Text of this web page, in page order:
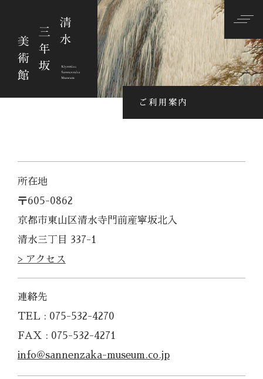
ご利用案内
所在地
〒605-0862
京都市東山区清水寺門前産寧坂北入
清水三丁目 337-1
> アクセス
連絡先
TEL : 075-532-4270
FAX : 075-532-4271
info@sannenzaka-museum.co.jp